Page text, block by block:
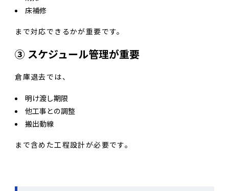
床補修
まで対応できるかが重要です。
③ スケジュール管理が重要
倉庫退去では、
明け渡し期限
他工事との調整
搬出動線
まで含めた工程設計が必要です。